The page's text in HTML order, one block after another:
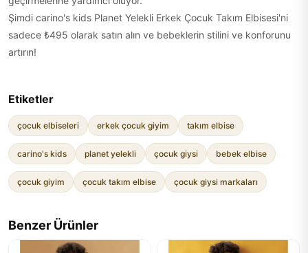
Şimdi carino's kids Planet Yelekli Erkek Çocuk Takım Elbisesi'ni
sadece ₺495 olarak satın alın ve bebeklerin stilini ve konforunu
artırın!
Etiketler
çocuk elbiseleri erkek çocuk giyim takım elbise
carino's kids planet yelekli çocuk giysi bebek elbise
çocuk giyim çocuk takım elbise çocuk giysi markaları
Benzer Ürünler